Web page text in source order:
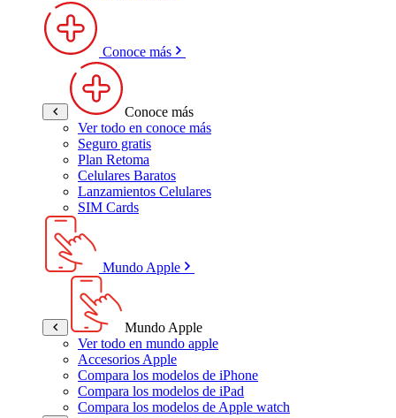
Conoce más
Conoce más
Ver todo en conoce más
Seguro gratis
Plan Retoma
Celulares Baratos
Lanzamientos Celulares
SIM Cards
Mundo Apple
Mundo Apple
Ver todo en mundo apple
Accesorios Apple
Compara los modelos de iPhone
Compara los modelos de iPad
Compara los modelos de Apple watch